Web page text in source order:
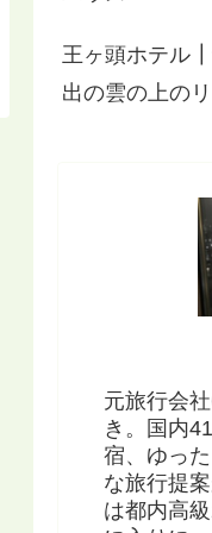
王ヶ頭ホテル
出の雲の上の
元旅行会
き。国内
宿、ゆっ
な旅行提
は都内高